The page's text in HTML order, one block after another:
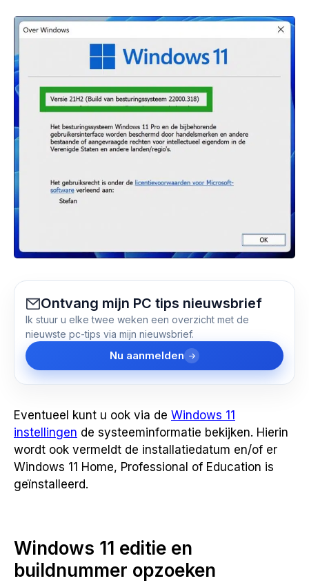
Ontvang mijn PC tips nieuwsbrief
Ik stuur u elke twee weken een overzicht met de
nieuwste pc-tips via mijn nieuwsbrief.
Nu aanmelden
Eventueel kunt u ook via de Windows 11
instellingen de systeeminformatie bekijken. Hierin
wordt ook vermeldt de installatiedatum en/of er
Windows 11 Home, Professional of Education is
geïnstalleerd.
Windows 11 editie en
buildnummer opzoeken